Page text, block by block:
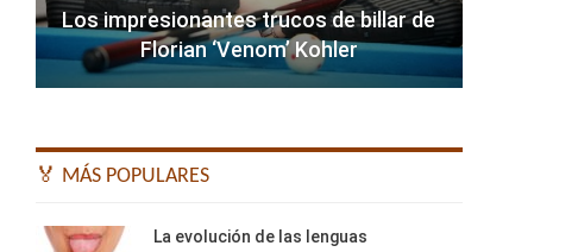
Los impresionantes trucos de billar de
Florian ‘Venom’ Kohler
🏅 MÁS POPULARES
La evolución de las lenguas